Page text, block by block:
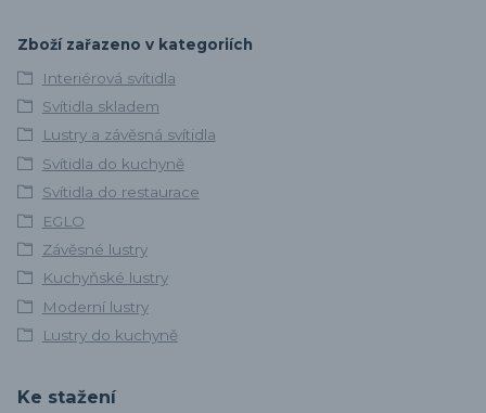
Zboží zařazeno v kategoriích
Interiérová svítidla
Svítidla skladem
Lustry a závěsná svítidla
Svítidla do kuchyně
Svítidla do restaurace
EGLO
Závěsné lustry
Kuchyňské lustry
Moderní lustry
Lustry do kuchyně
Ke stažení